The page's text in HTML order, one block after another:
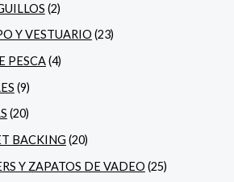
(2)
Y VESTUARIO (23)
PESCA(4)
(9)
(20)
BACKING (20)
Y ZAPATOS DE VADEO (25)